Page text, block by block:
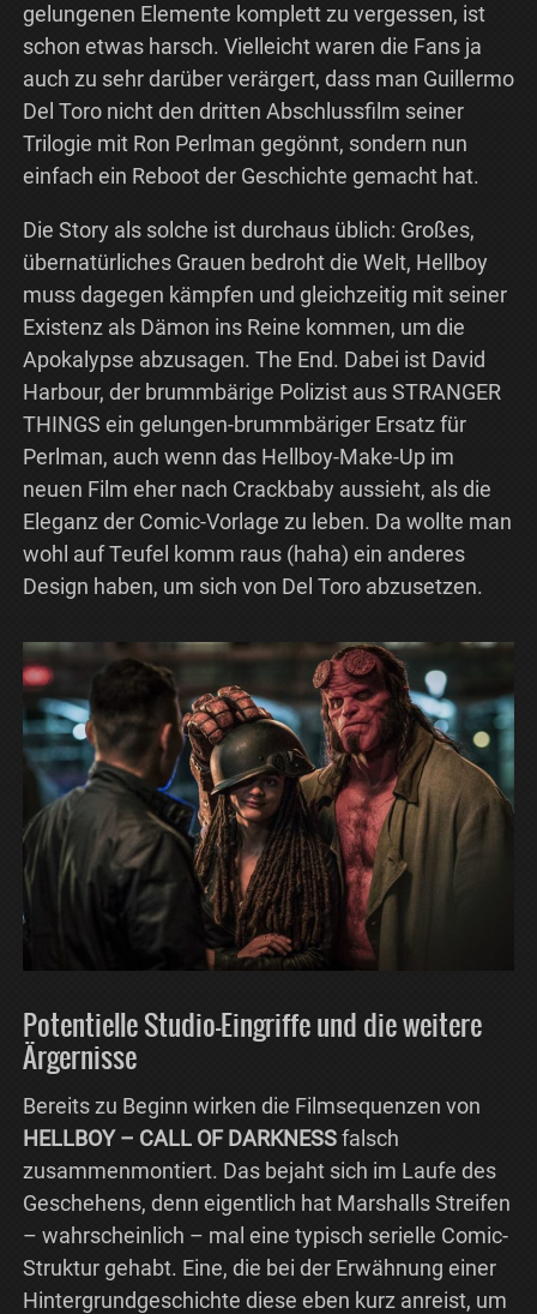
gelungenen Elemente komplett zu vergessen, ist
schon etwas harsch. Vielleicht waren die Fans ja
auch zu sehr darüber verärgert, dass man Guillermo
Del Toro nicht den dritten Abschlussfilm seiner
Trilogie mit Ron Perlman gegönnt, sondern nun
einfach ein Reboot der Geschichte gemacht hat.
Die Story als solche ist durchaus üblich: Großes,
übernatürliches Grauen bedroht die Welt, Hellboy
muss dagegen kämpfen und gleichzeitig mit seiner
Existenz als Dämon ins Reine kommen, um die
Apokalypse abzusagen. The End. Dabei ist David
Harbour, der brummbärige Polizist aus STRANGER
THINGS ein gelungen-brummbäriger Ersatz für
Perlman, auch wenn das Hellboy-Make-Up im
neuen Film eher nach Crackbaby aussieht, als die
Eleganz der Comic-Vorlage zu leben. Da wollte man
wohl auf Teufel komm raus (haha) ein anderes
Design haben, um sich von Del Toro abzusetzen.
Potentielle Studio-Eingriffe und die weitere
Ärgernisse
Bereits zu Beginn wirken die Filmsequenzen von
HELLBOY – CALL OF DARKNESSfalsch
zusammenmontiert. Das bejaht sich im Laufe des
Geschehens, denn eigentlich hat Marshalls Streifen
– wahrscheinlich – mal eine typisch serielle Comic-
Struktur gehabt. Eine, die bei der Erwähnung einer
Hintergrundgeschichte diese eben kurz anreist, um